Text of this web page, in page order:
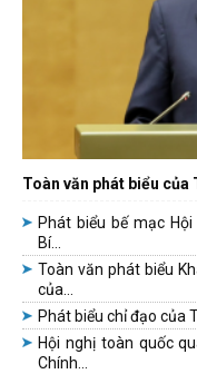
Toàn văn phát biểu
Phát biểu bế mạc
Bí...
Toàn văn phát biểu
của...
Phát biểu chỉ đạo của
Hội nghị toàn quốc
Chính...